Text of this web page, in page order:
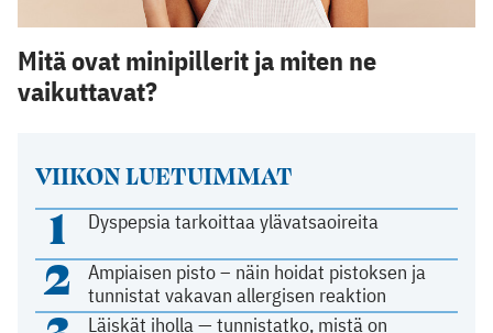
VIIKON LUETUIMMAT
1 Dyspepsia tarkoittaa ylävatsaoireita
2
Ampiaisen pisto – näin hoidat pistoksen ja
tunnistat vakavan allergisen reaktion
Läiskät iholla — tunnistatko, mistä on
Mitä ovat minipillerit ja miten ne
vaikuttavat?